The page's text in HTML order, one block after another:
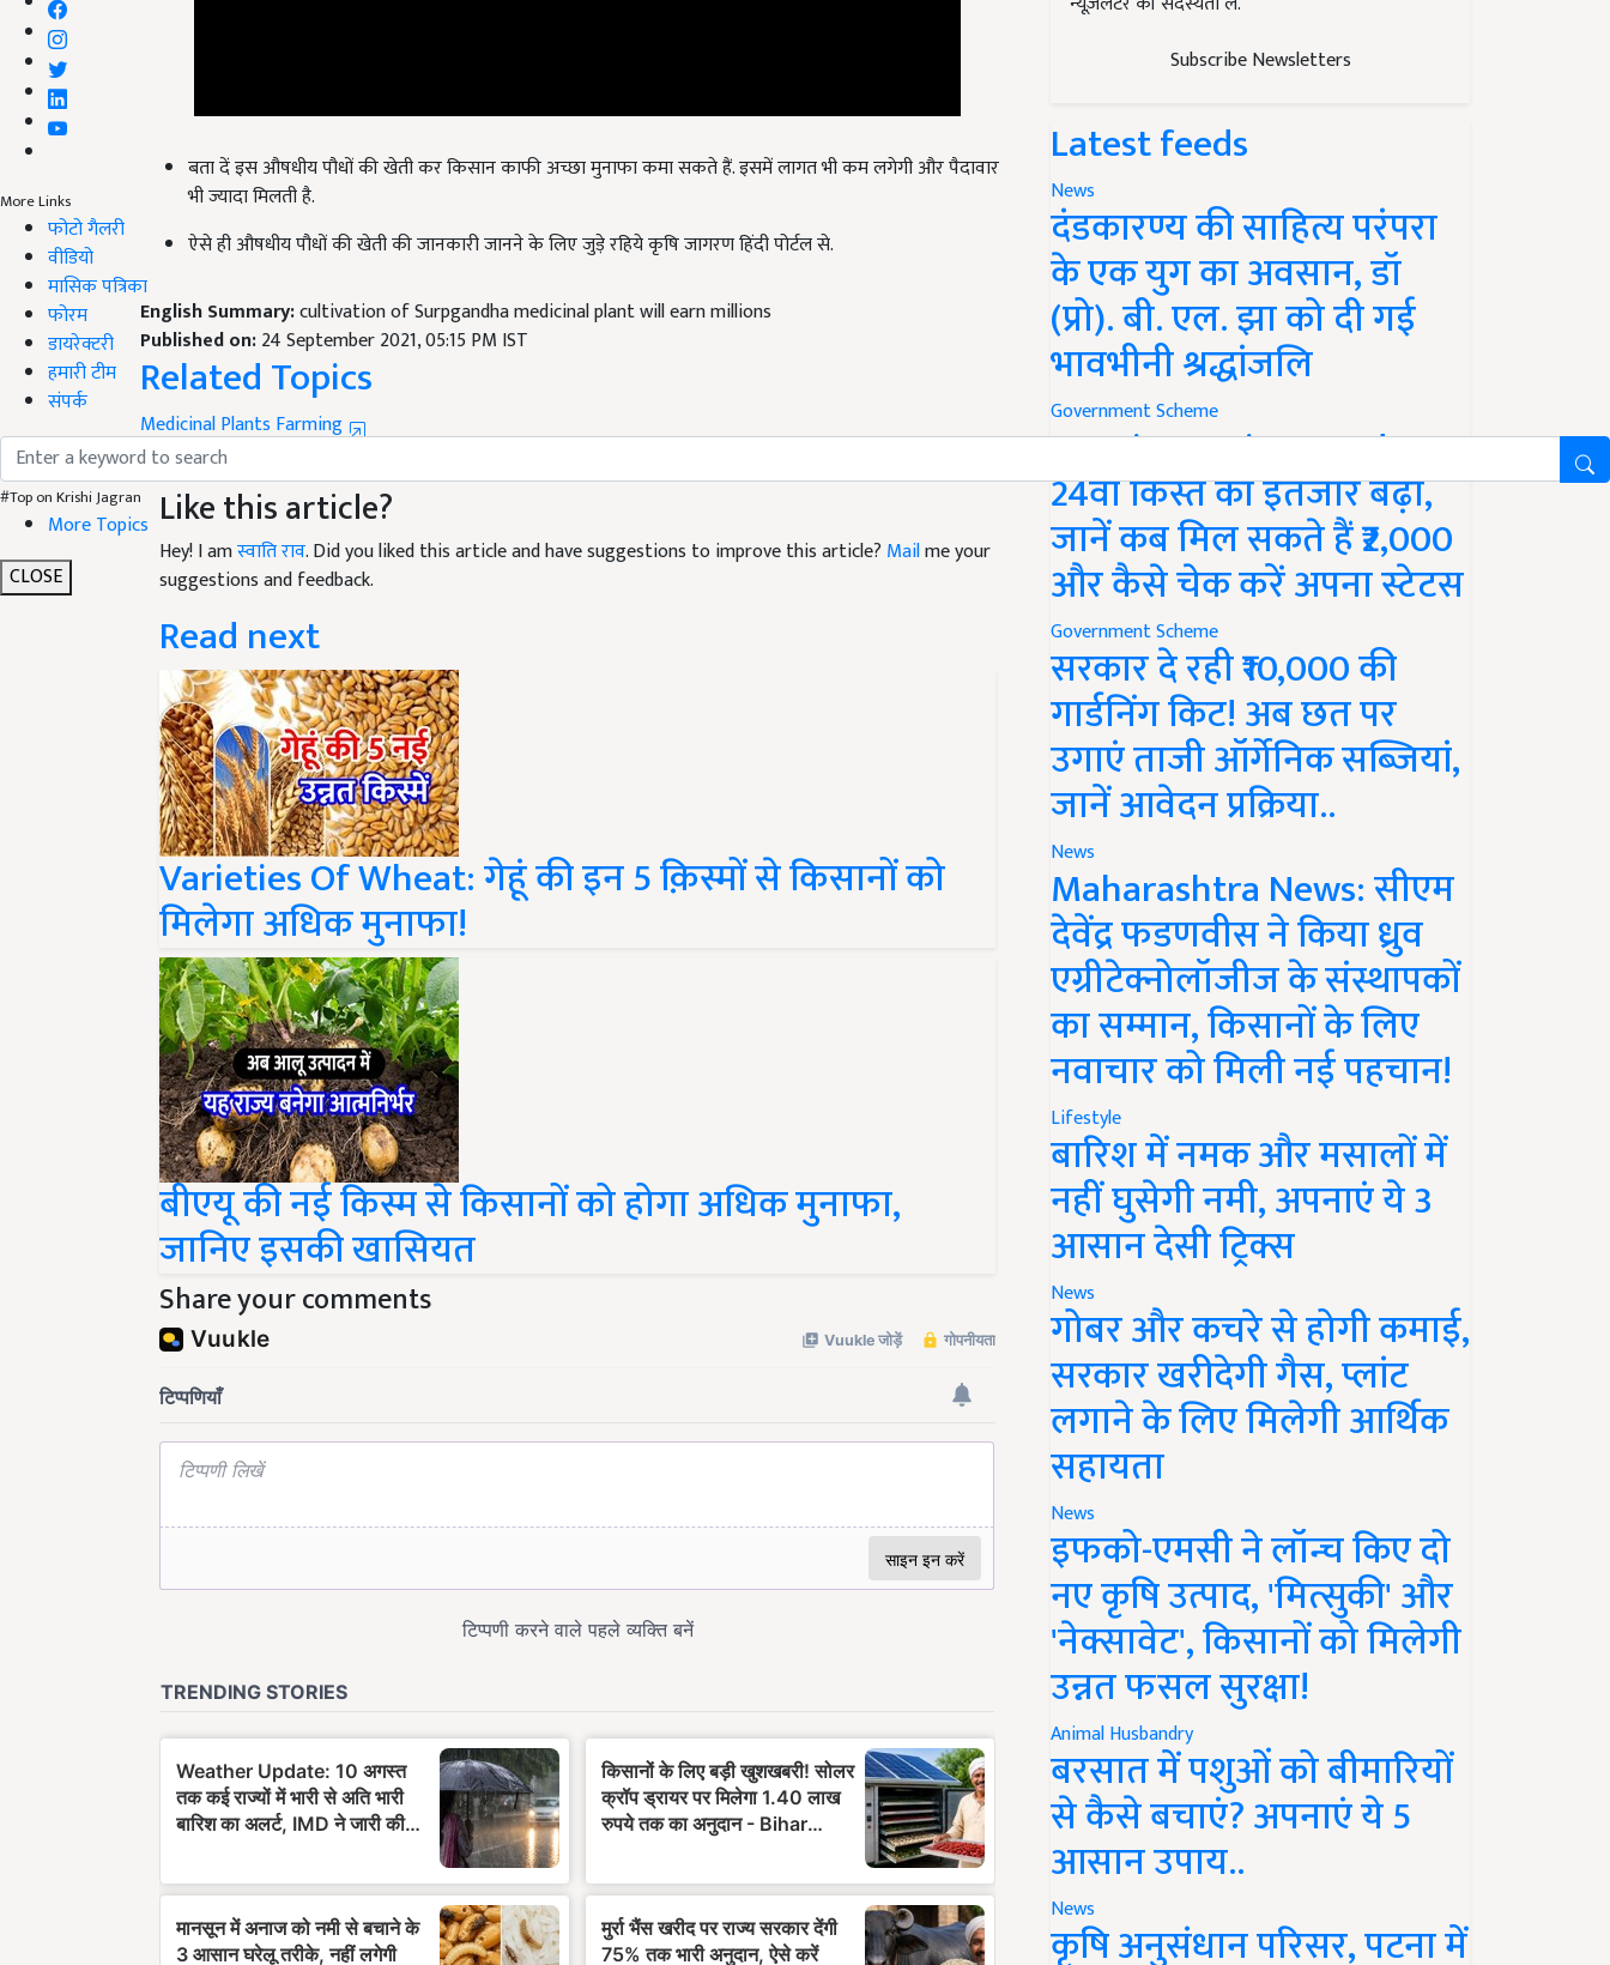
More Links
फोटो गैलरी
वीडियो
मासिक पत्रिका
फोरम
डायरेक्टरी
हमारी टीम
संपर्क
#Top on Krishi Jagran
More Topics
CLOSE
बता दें इस औषधीय पौधों की खेती कर किसान काफी अच्छा मुनाफा कमा सकते हैं. इसमें लागत भी कम लगेगी और पैदावार
भी ज्यादा मिलती है.
ऐसे ही औषधीय पौधों की खेती की जानकारी जानने के लिए जुड़े रहिये कृषि जागरण हिंदी पोर्टल से.
English Summary:cultivation of Surpgandha medicinal plant will earn millions
Published on:24 September 2021, 05:15 PM IST
Related Topics
Medicinal Plants Farming
Surpgandha Cultivation
Like this article?
Hey! I amस्वाति राव. Did you liked this article and have suggestions to improve this article? Mailme your
suggestions and feedback.
Read next
Varieties Of Wheat: गेहूं की इन 5 क़िस्मों से किसानों को
मिलेगा अधिक मुनाफा!
बीएयू की नई किस्म से किसानों को होगा अधिक मुनाफा,
जानिए इसकी खासियत
Share your comments
Subscribe Newsletters
Latest feeds
News
दंडकारण्य की साहित्य परंपरा
के एक युग का अवसान, डॉ
(प्रो). बी. एल. झा को दी गई
भावभीनी श्रद्धांजलि
Government Scheme
PM Kisan Yojana Update:
24वीं किस्त का इंतजार बढ़ा,
जानें कब मिल सकते हैं ₹2,000
और कैसे चेक करें अपना स्टेटस
Government Scheme
सरकार दे रही ₹10,000 की
गार्डनिंग किट! अब छत पर
उगाएं ताजी ऑर्गेनिक सब्जियां,
जानें आवेदन प्रक्रिया..
News
Maharashtra News: सीएम
देवेंद्र फडणवीस ने किया ध्रुव
एग्रीटेक्नोलॉजीज के संस्थापकों
का सम्मान, किसानों के लिए
नवाचार को मिली नई पहचान!
Lifestyle
बारिश में नमक और मसालों में
नहीं घुसेगी नमी, अपनाएं ये 3
आसान देसी ट्रिक्स
News
गोबर और कचरे से होगी कमाई,
सरकार खरीदेगी गैस, प्लांट
लगाने के लिए मिलेगी आर्थिक
सहायता
News
इफको-एमसी ने लॉन्च किए दो
नए कृषि उत्पाद, 'मित्सुकी' और
'नेक्सावेट', किसानों को मिलेगी
उन्नत फसल सुरक्षा!
Animal Husbandry
बरसात में पशुओं को बीमारियों
से कैसे बचाएं? अपनाएं ये 5
आसान उपाय..
News
कृषि अनुसंधान परिसर, पटना में